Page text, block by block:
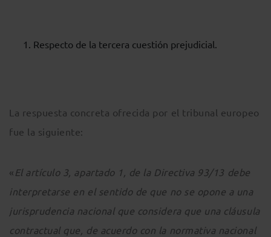
Respecto de la tercera cuestión prejudicial.
La respuesta concreta ofrecida por el tribunal europeo
fue la siguiente:
« El artículo 3, apartado 1, de la Directiva 93/13 debe
interpretarse en el sentido de que no se opone a una
jurisprudencia nacional que considera que una cláusula
contractual que, de acuerdo con la normativa nacional